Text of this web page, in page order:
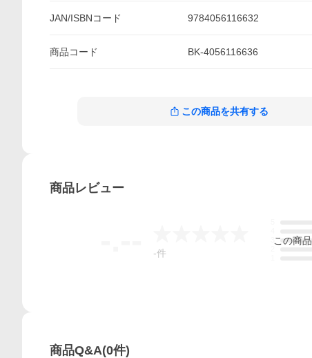
JAN/ISBNコード 9784056116632
商品コード BK-4056116636
この商品を共有する
商品レビュー
-件
この商品
商品Q&A(0件)